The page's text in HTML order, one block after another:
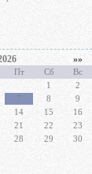
»»
Пт Сб
Вс
1
2
7 8
9
14 15
16
21 22
23
28 29
30